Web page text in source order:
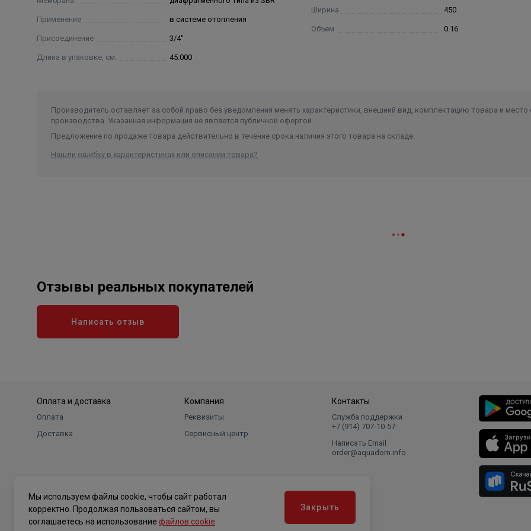
Применение в системе отопления
Присоединение 3/4"
Длина в упаковке, см. 45.000
Ширина 450
Объем 0.16
Производитель оставляет за собой право без уведомления менять характеристики, внешний вид, комплектацию товара и место
производства. Указанная информация не является публичной офертой.
Предложение по продаже товара действительно в течение срока наличия этого товара на складе.
Нашли ошибку в характеристиках или описании товара?
Отзывы реальных покупателей
Написать отзыв
Оплата и доставка
Оплата
Доставка
Компания
Реквизиты
Сервисный центр
Контакты
Служба поддержки
+7 (914) 707‑10‑57
Написать Email
order@aquadom.info
Мы используем файлы cookie, чтобы сайт работал
корректно. Продолжая пользоваться сайтом, вы
соглашаетесь на использование файлов cookie
Закрыть